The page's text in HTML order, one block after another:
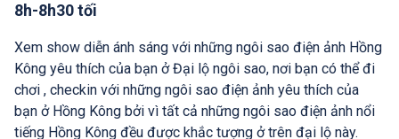
8h-8h30 tối
Xem show diễn ánh sáng với những ngôi sao điện ảnh Hồng
Kông yêu thích của bạn ở Đại lộ ngôi sao, nơi bạn có thể đi
chơi , checkin với những ngôi sao điện ảnh yêu thích của
bạn ở Hồng Kông bởi vì tất cả những ngôi sao điện ảnh nổi
tiếng Hồng Kông đều được khắc tượng ở trên đại lộ này.